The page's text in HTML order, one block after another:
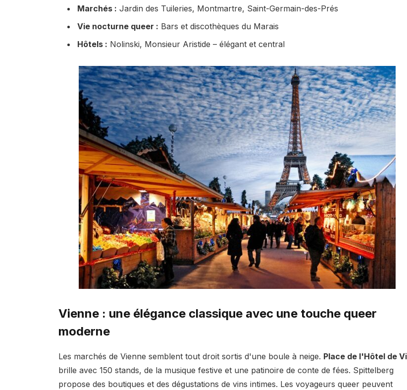
Marchés : Jardin des Tuileries, Montmartre, Saint-Germain-des-Prés
Vie nocturne queer : Bars et discothèques du Marais
Hôtels : Nolinski, Monsieur Aristide – élégant et central
Vienne : une élégance classique avec une touche queer
moderne
Les marchés de Vienne semblent tout droit sortis d'une boule à neige. Place de l'Hôtel de
brille avec 150 stands, de la musique festive et une patinoire de conte de fées. Spittelberg
propose des boutiques et des dégustations de vins intimes. Les voyageurs queer peuvent